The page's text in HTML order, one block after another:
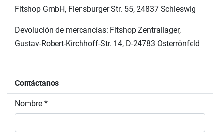
Fitshop GmbH, Flensburger Str. 55, 24837 Schleswig
Devolución de mercancías: Fitshop Zentrallager,
Gustav-Robert-Kirchhoff-Str. 14, D-24783 Osterrönfeld
Contáctanos
Nombre *